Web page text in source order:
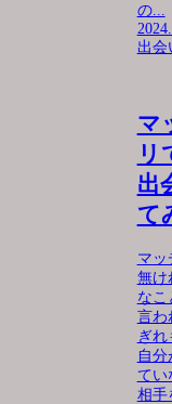
の...
出会
マ
リ
出
て
マッ
無け
なこ
言わ
ぎれ
自
てい
相手